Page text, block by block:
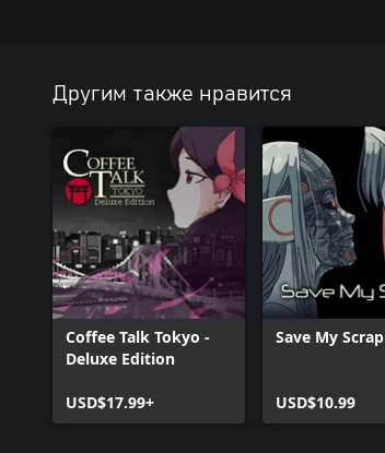
Другим также нравится
Coffee Talk Tokyo -
Deluxe Edition
USD$17.99+
Save My Scrap
USD$10.99